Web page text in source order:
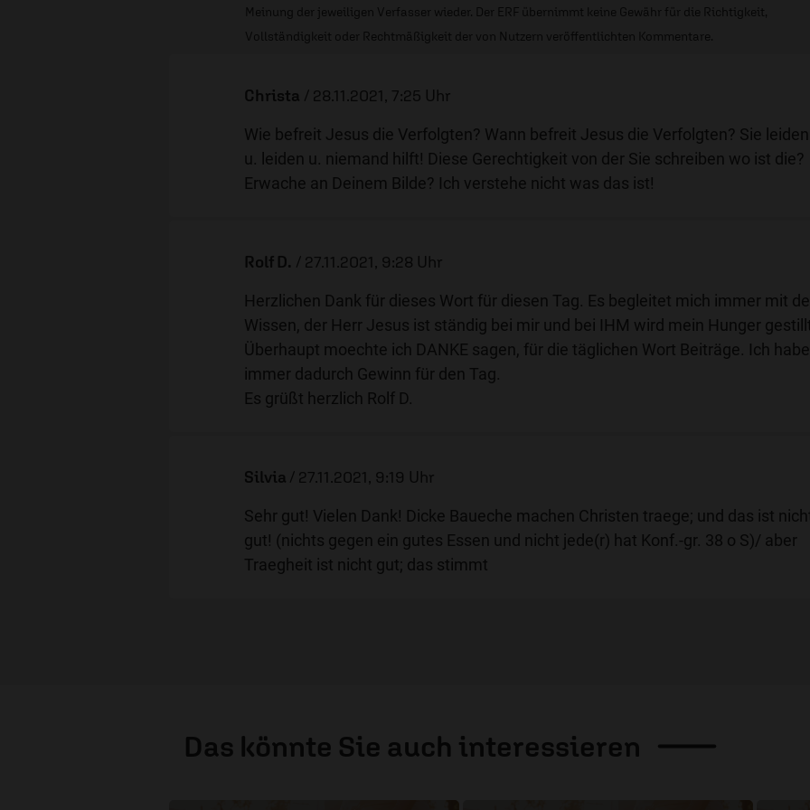
Meinung der jeweiligen Verfasser wieder. Der ERF übernimmt keine Gewähr für die Richtigkeit,
Vollständigkeit oder Rechtmäßigkeit der von Nutzern veröffentlichten Kommentare.
Christa / 28.11.2021, 7:25 Uhr
Wie befreit Jesus die Verfolgten? Wann befreit Jesus die Verfolgten? Sie leiden
u. leiden u. niemand hilft! Diese Gerechtigkeit von der Sie schreiben wo ist die?
Erwache an Deinem Bilde? Ich verstehe nicht was das ist!
Rolf D. / 27.11.2021, 9:28 Uhr
Herzlichen Dank für dieses Wort für diesen Tag. Es begleitet mich immer mit
Wissen, der Herr Jesus ist ständig bei mir und bei IHM wird mein Hunger
Überhaupt moechte ich DANKE sagen, für die täglichen Wort Beiträge. Ich habe
immer dadurch Gewinn für den Tag.
Es grüßt herzlich Rolf D.
Silvia / 27.11.2021, 9:19 Uhr
Sehr gut! Vielen Dank! Dicke Baueche machen Christen traege; und das ist
gut! (nichts gegen ein gutes Essen und nicht jede(r) hat Konf.-gr. 38 o S)/ aber
Traegheit ist nicht gut; das stimmt
Das könnte Sie auch interessieren